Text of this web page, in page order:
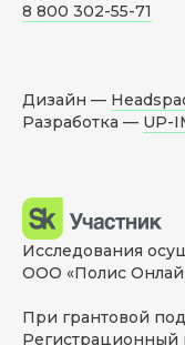
8 800 302-55-71
Дизайн —
Разработка — UP-
Исследования
ООО «Полис
При грантовой
Регистрационный